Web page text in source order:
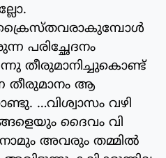
ക്രൈസ്തവരാകുമ്പോള്‍
പരിച്ഛേദനം
തീരുമാനിച്ചുകൊണ്ട്
ആ
…വിശ്വാസം വഴി
ദൈവം വി
നാമും അവരും തമ്മില്‍